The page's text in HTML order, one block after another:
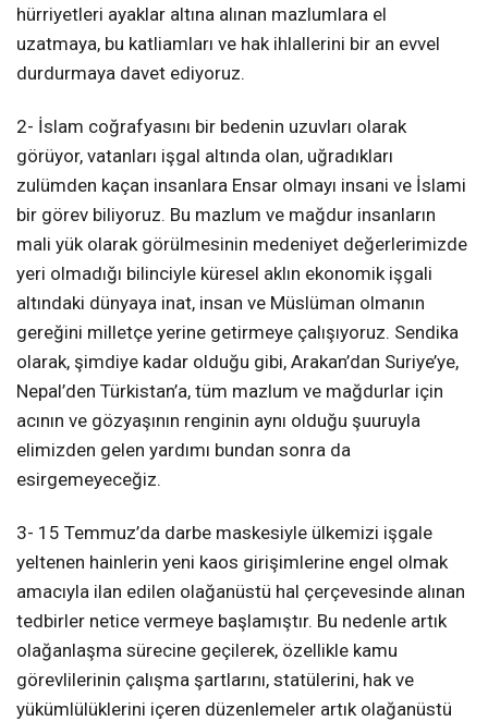
hürriyetleri ayaklar altına alınan mazlumlara el
uzatmaya, bu katliamları ve hak ihlallerini bir an evvel
durdurmaya davet ediyoruz.
2- İslam coğrafyasını bir bedenin uzuvları olarak
görüyor, vatanları işgal altında olan, uğradıkları
zulümden kaçan insanlara Ensar olmayı insani ve İslami
bir görev biliyoruz. Bu mazlum ve mağdur insanların
mali yük olarak görülmesinin medeniyet değerlerimizde
yeri olmadığı bilinciyle küresel aklın ekonomik işgali
altındaki dünyaya inat, insan ve Müslüman olmanın
gereğini milletçe yerine getirmeye çalışıyoruz. Sendika
olarak, şimdiye kadar olduğu gibi, Arakan’dan Suriye’ye,
Nepal’den Türkistan’a, tüm mazlum ve mağdurlar için
acının ve gözyaşının renginin aynı olduğu şuuruyla
elimizden gelen yardımı bundan sonra da
esirgemeyeceğiz.
3- 15 Temmuz’da darbe maskesiyle ülkemizi işgale
yeltenen hainlerin yeni kaos girişimlerine engel olmak
amacıyla ilan edilen olağanüstü hal çerçevesinde alınan
tedbirler netice vermeye başlamıştır. Bu nedenle artık
olağanlaşma sürecine geçilerek, özellikle kamu
görevlilerinin çalışma şartlarını, statülerini, hak ve
yükümlülüklerini içeren düzenlemeler artık olağanüstü